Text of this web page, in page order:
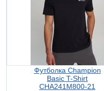
Футболка Champion
Basic T-Shirt
CHA241M800-21